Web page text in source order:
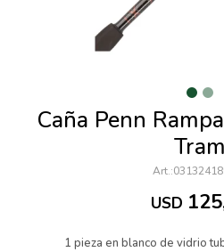
Caña Penn
Tram
USD
1 pieza en blanco de vidrio